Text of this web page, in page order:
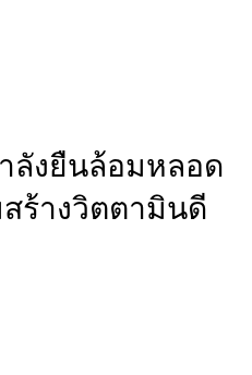
ลังยืนล้อมหลอด
ร้างวิตตามินดี